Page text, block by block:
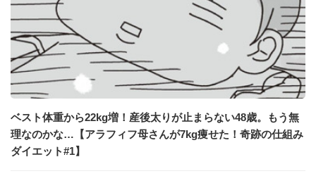
ベスト体重から22kg増！産後太りが止まらない48歳。もう無
理なのかな…【アラフィフ母さんが7kg痩せた！奇跡の仕組み
ダイエット#1】